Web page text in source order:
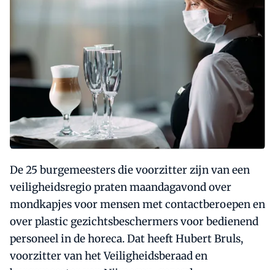
De 25 burgemeesters die voorzitter zijn van een
veiligheidsregio praten maandagavond over
mondkapjes voor mensen met contactberoepen en
over plastic gezichtsbeschermers voor bedienend
personeel in de horeca. Dat heeft Hubert Bruls,
voorzitter van het Veiligheidsberaad en